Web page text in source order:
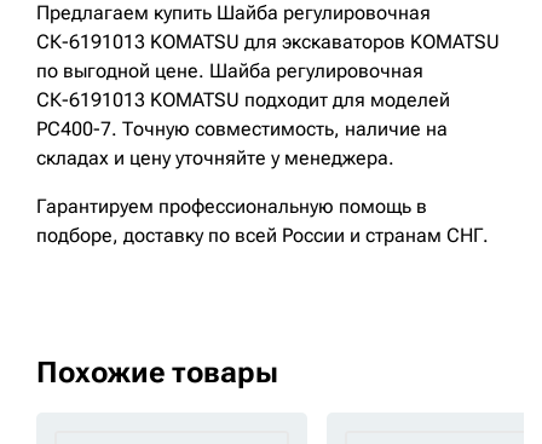
Предлагаем купить Шайба регулировочная
СК-6191013 KOMATSU для экскаваторов KOMATSU
по выгодной цене. Шайба регулировочная
СК-6191013 KOMATSU подходит для моделей
PC400-7. Точную совместимость, наличие на
складах и цену уточняйте у менеджера.
Гарантируем профессиональную помощь в
подборе, доставку по всей России и странам СНГ.
Похожие товары